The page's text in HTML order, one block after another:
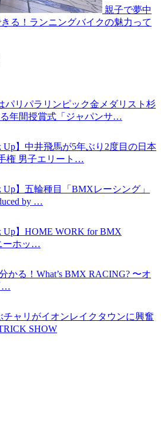
親子で夢中
る！ランニングバイクの魅力って
パリパラリンピック金メダリスト杉
年間授賞式「ジャパンサ…
Up】中井飛馬が5年ぶり2度目の日本
権 男子エリート…
Up】五輪種目「BMXレーシング」
by …
Up】HOME WORK for BMX
ーホッ…
かる！What’s BMX RACING? 〜オ
…
チャリがイオンレイクタウンに興奮
SHOW